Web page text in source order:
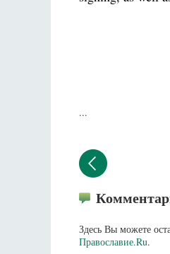
...
Здесь Вы можете
Православие.Ru.